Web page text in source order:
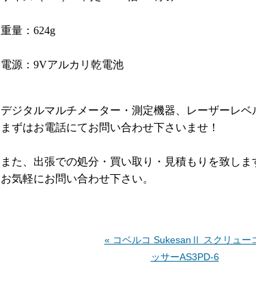
重量：624g
電源：9Vアルカリ乾電池
デジタルマルチメーター・測定機器、レーザーレベ
まずはお電話にてお問い合わせ下さいませ！
また、出張での処分・買い取り・見積もりを致しま
お気軽にお問い合わせ下さい。
« コベルコ SukesanⅡ スクリュー
ッサーAS3PD-6